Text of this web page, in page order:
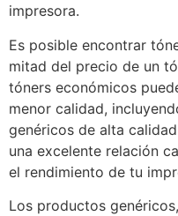
impresora.
Es posible encontrar
mitad del precio de un
tóners económicos
menor calidad,
genéricos de alta
una excelente relación
el rendimiento de tu
Los productos